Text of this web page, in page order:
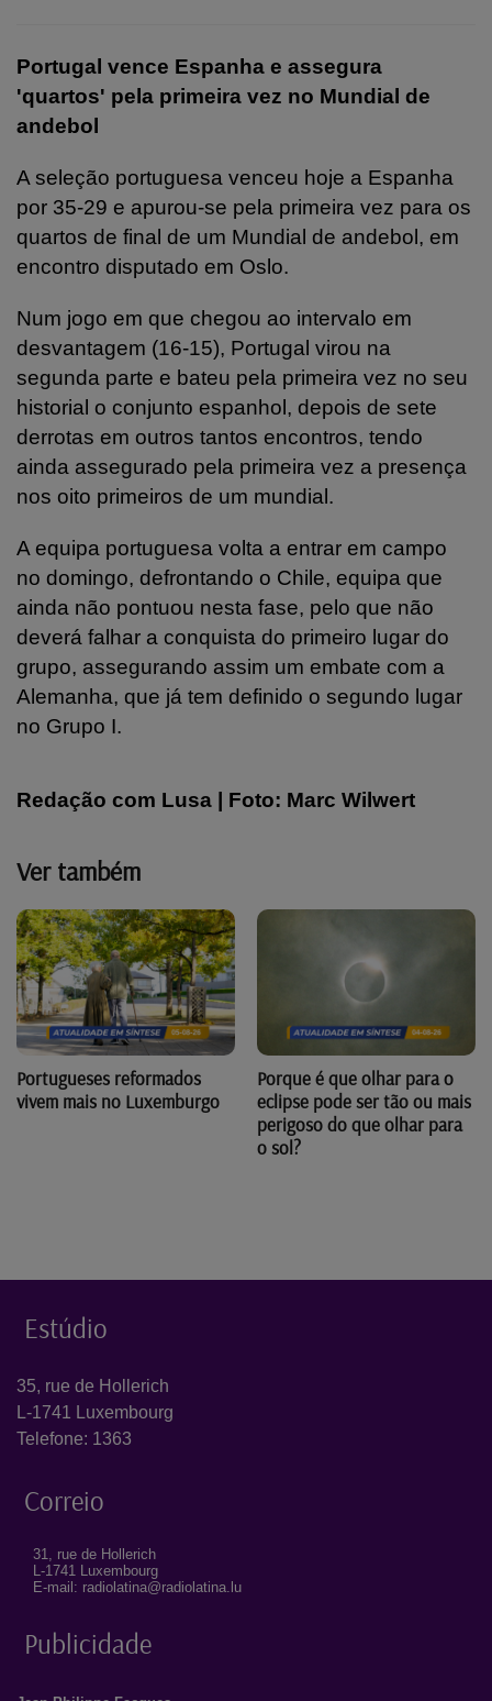
Portugal vence Espanha e assegura
'quartos' pela primeira vez no Mundial de
andebol
A seleção portuguesa venceu hoje a Espanha
por 35-29 e apurou-se pela primeira vez para os
quartos de final de um Mundial de andebol, em
encontro disputado em Oslo.
Num jogo em que chegou ao intervalo em
desvantagem (16-15), Portugal virou na
segunda parte e bateu pela primeira vez no seu
historial o conjunto espanhol, depois de sete
derrotas em outros tantos encontros, tendo
ainda assegurado pela primeira vez a presença
nos oito primeiros de um mundial.
A equipa portuguesa volta a entrar em campo
no domingo, defrontando o Chile, equipa que
ainda não pontuou nesta fase, pelo que não
deverá falhar a conquista do primeiro lugar do
grupo, assegurando assim um embate com a
Alemanha, que já tem definido o segundo lugar
no Grupo I.
Redação com Lusa | Foto: Marc Wilwert
Ver também
Portugueses reformados
vivem mais no Luxemburgo
Porque é que olhar para o
eclipse pode ser tão ou mais
perigoso do que olhar para
o sol?
Estúdio
35, rue de Hollerich
L-1741 Luxembourg
Telefone: 1363
Correio
31, rue de Hollerich
L-1741 Luxembourg
E-mail: radiolatina@radiolatina.lu
Publicidade